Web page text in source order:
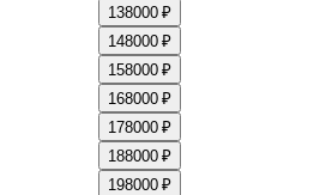
138000 ₽
148000 ₽
158000 ₽
168000 ₽
178000 ₽
188000 ₽
198000 ₽